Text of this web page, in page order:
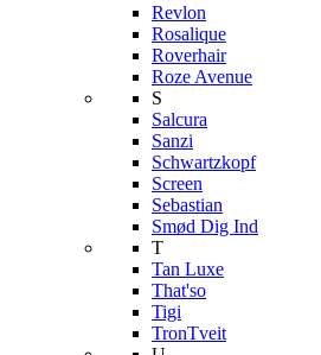
Revlon
Rosalique
Roverhair
Roze Avenue
S
Salcura
Sanzi
Schwartzkopf
Screen
Sebastian
Smød Dig Ind
T
Tan Luxe
That'so
Tigi
TronTveit